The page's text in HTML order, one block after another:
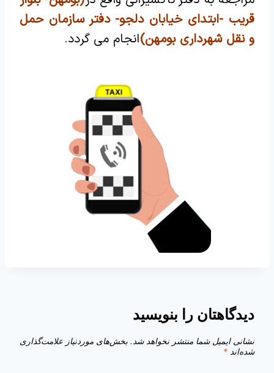
قریب -ابتدای خیابان دلجو- دفتر سازمان حمل
و نقل شهرداری بومهن)انجام می گردد.
دیدگاهتان را بنویسید
نشانی ایمیل شما منتشر نخواهد شد. بخش‌های موردنیاز علامت‌گذاری
شده‌اند *